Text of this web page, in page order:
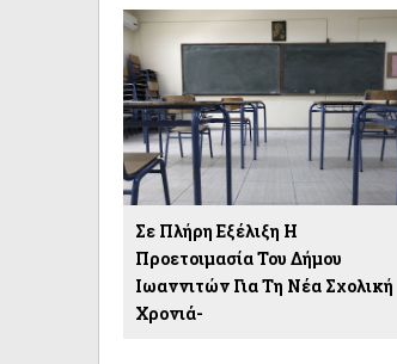
Σε Πλήρη Εξέλιξη Η
Προετοιμασία Του Δήμου
Ιωαννιτών Για Τη Νέα Σχολική
Χρονιά-